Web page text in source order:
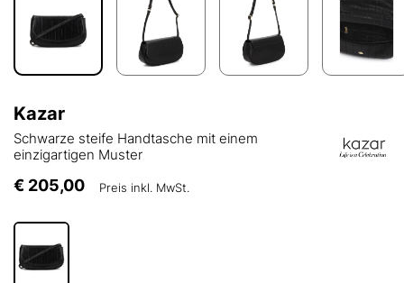
Kazar
Schwarze steife Handtasche mit einem
einzigartigen Muster
€ 205,00 Preis inkl. MwSt.